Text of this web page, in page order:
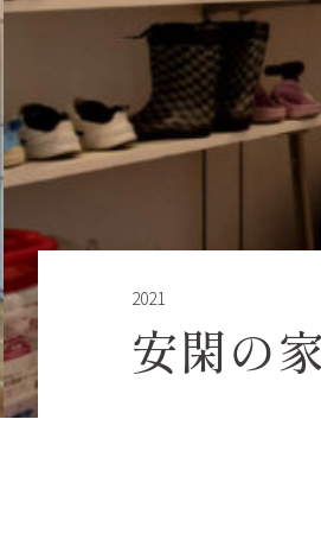
2021
安閑の